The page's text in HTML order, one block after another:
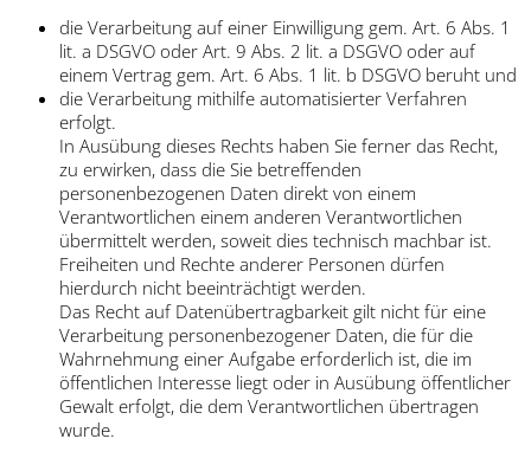
die Verarbeitung auf einer Einwilligung gem. Art. 6 Abs. 1
lit. a DSGVO oder Art. 9 Abs. 2 lit. a DSGVO oder auf
einem Vertrag gem. Art. 6 Abs. 1 lit. b DSGVO beruht und
die Verarbeitung mithilfe automatisierter Verfahren
erfolgt.
In Ausübung dieses Rechts haben Sie ferner das Recht,
zu erwirken, dass die Sie betreffenden
personenbezogenen Daten direkt von einem
Verantwortlichen einem anderen Verantwortlichen
übermittelt werden, soweit dies technisch machbar ist.
Freiheiten und Rechte anderer Personen dürfen
hierdurch nicht beeinträchtigt werden.
Das Recht auf Datenübertragbarkeit gilt nicht für eine
Verarbeitung personenbezogener Daten, die für die
Wahrnehmung einer Aufgabe erforderlich ist, die im
öffentlichen Interesse liegt oder in Ausübung öffentlicher
Gewalt erfolgt, die dem Verantwortlichen übertragen
wurde.